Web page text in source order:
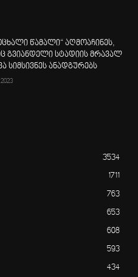
წამალი“ აღმოაჩინეს,
გვიანდელი სტადიის მრავალ
სიმსივნეს ანადგურებს
3534
1711
763
653
608
593
434